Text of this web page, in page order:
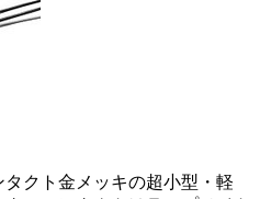
タクト金メッキの超小型・軽